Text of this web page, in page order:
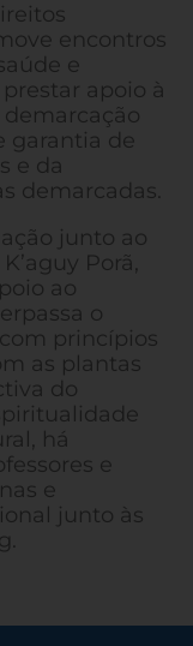
encontros
e
apoio à
garantia de
e da
demarcadas.
junto ao
Porã,
ao
o
princípios
as plantas
do
há
e
e
junto às